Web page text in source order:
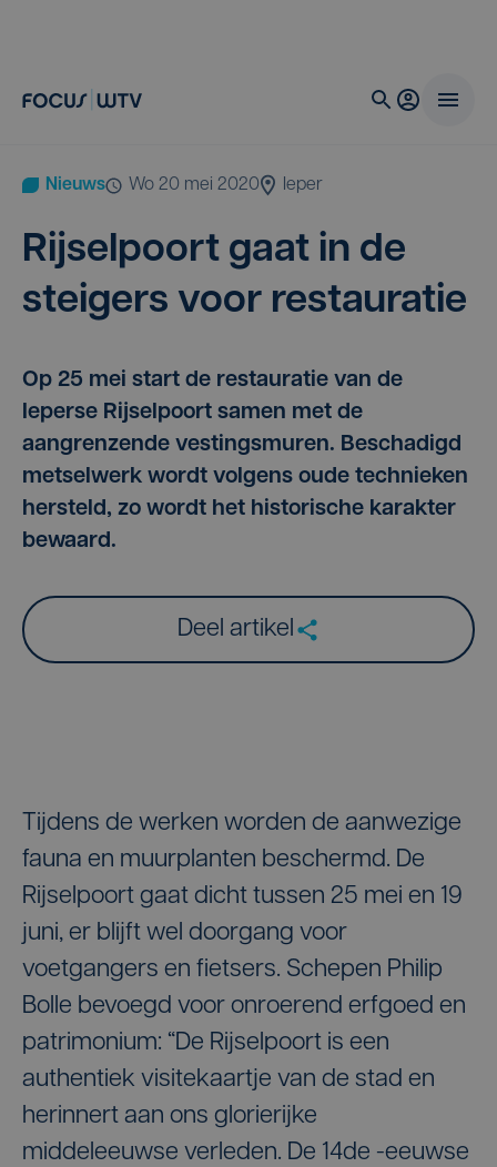
Nieuws wo 20 mei 2020 Ieper
Rij­sel­poort gaat in de
stei­gers voor restauratie
Op 25 mei start de restauratie van de
Ieperse Rijselpoort samen met de
aangrenzende vestingsmuren. Beschadigd
metselwerk wordt volgens oude technieken
hersteld, zo wordt het historische karakter
bewaard.
Deel artikel
Tijdens de werken worden de aanwezige
fauna en muurplanten beschermd. De
Rijselpoort gaat dicht tussen 25 mei en 19
juni, er blijft wel doorgang voor
voetgangers en fietsers. Schepen Philip
Bolle bevoegd voor onroerend erfgoed en
patrimonium: “De Rijselpoort is een
authentiek visitekaartje van de stad en
herinnert aan ons glorierijke
middeleeuwse verleden. De 14de -eeuwse